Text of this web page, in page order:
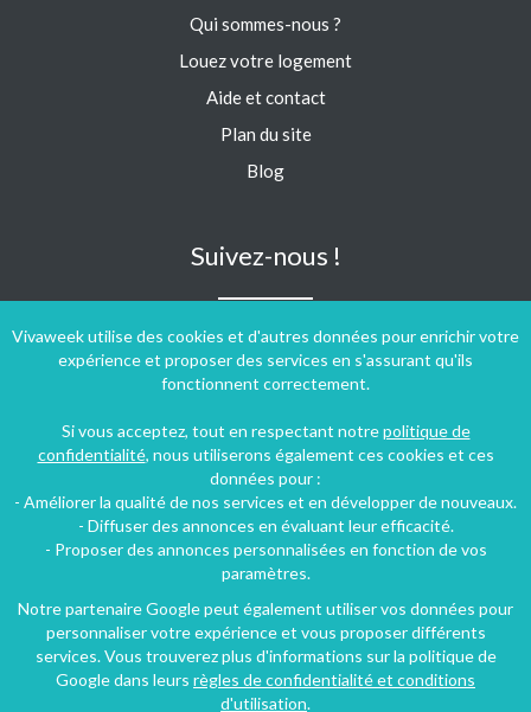
Vivaweek utilise des cookies et d'autres données pour enrichir votre
expérience et proposer des services en s'assurant qu'ils
fonctionnent correctement.
Si vous acceptez, tout en respectant notrepolitique de
confidentialité, nous utiliserons également ces cookies et ces
données pour :
- Améliorer la qualité de nos services et en développer de nouveaux.
- Diffuser des annonces en évaluant leur efficacité.
- Proposer des annonces personnalisées en fonction de vos
paramètres.
Notre partenaire Google peut également utiliser vos données pour
personnaliser votre expérience et vous proposer différents
services. Vous trouverez plus d'informations sur la politique de
Google dans leurs règles de confidentialité et conditions
d'utilisation.
Qui sommes-nous ?
Louez votre logement
Aide et contact
Plan du site
Blog
Suivez-nous !
Conditions générales d'utilisation- Politique de confidentialité
Copyright © 2009 ‐ 2026 Vivaweek ‐ Tous droits réservés ‐
Dernière mise à jour du site : 08 août 2026